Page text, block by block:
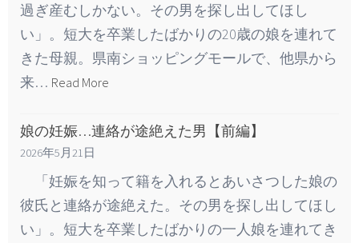
過ぎ産むしかない。その男を探し出してほし
い」。短大を卒業したばかりの20歳の娘を連れて
きた母親。県南ショッピングモールで、他県から
来… Read More
娘の妊娠…連絡が途絶えた男【前編】
2026年5月21日
「妊娠を知って籍を入れるとあいさつした娘の
彼氏と連絡が途絶えた。その男を探し出してほし
い」。短大を卒業したばかりの一人娘を連れてき